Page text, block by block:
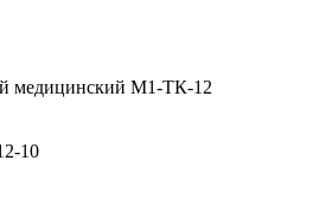
медицинский М1-ТК-12
10